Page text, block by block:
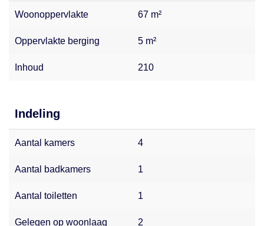
Woonoppervlakte 67 m²
Oppervlakte berging 5 m²
Inhoud 210
Indeling
Aantal kamers 4
Aantal badkamers 1
Aantal toiletten 1
Gelegen op woonlaag 2